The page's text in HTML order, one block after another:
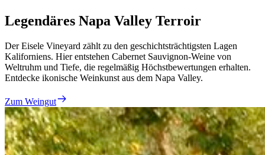
Legendäres Napa Valley Terroir
Der Eisele Vineyard zählt zu den geschichtsträchtigsten Lagen
Kaliforniens. Hier entstehen Cabernet Sauvignon-Weine von
Weltruhm und Tiefe, die regelmäßig Höchstbewertungen erhalten.
Entdecke ikonische Weinkunst aus dem Napa Valley.
Zum Weingut